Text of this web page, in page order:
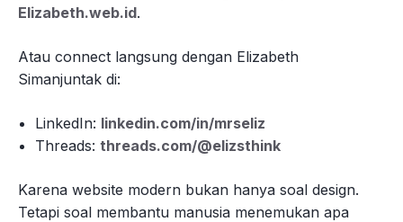
Elizabeth.web.id.
Atau connect langsung dengan Elizabeth
Simanjuntak di:
LinkedIn: linkedin.com/in/mrseliz
Threads:threads.com/@elizsthink
Karena website modern bukan hanya soal design.
Tetapi soal membantu manusia menemukan apa